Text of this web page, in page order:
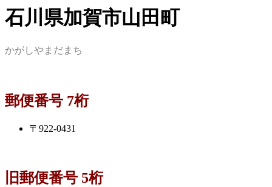
石川県加賀市山田町
かがしやまだまち
郵便番号 7桁
〒922-0431
旧郵便番号 5桁